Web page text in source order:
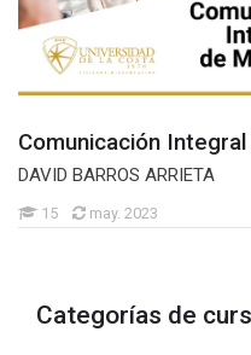
Comunicación
DAVID BARROS ARRIETA
15 may. 2023
Categorías de